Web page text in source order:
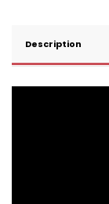
Description